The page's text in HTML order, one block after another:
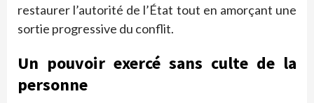
restaurer l’autorité de l’État tout en amorçant une
sortie progressive du conflit.
Un pouvoir exercé sans culte de la
personne